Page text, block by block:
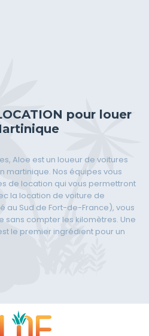
pour louer
Aloe est un loueur de voitures
martinique. Nos équipes vous
de location qui vous permettront
la location de voiture de
au Sud de Fort-de-France), vous
compter les kilomètres. Une
le premier ingrédient pour un